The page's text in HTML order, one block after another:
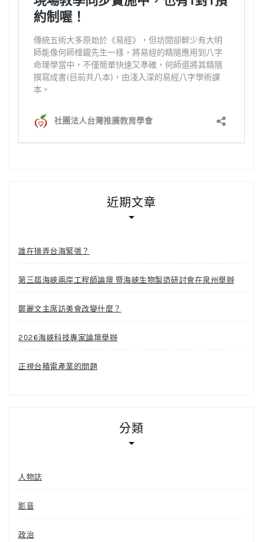
近期文章
誰在操弄台海緊張？
第三屆海峽兩岸工程師論壇 暨海峽生物製造研討會在泉州舉辦
鄭麗文主席訪美會改變什麼？
2026海峽科技專家論壇舉辦
正視台積電產業的問題
分類
人物誌
影音
政治